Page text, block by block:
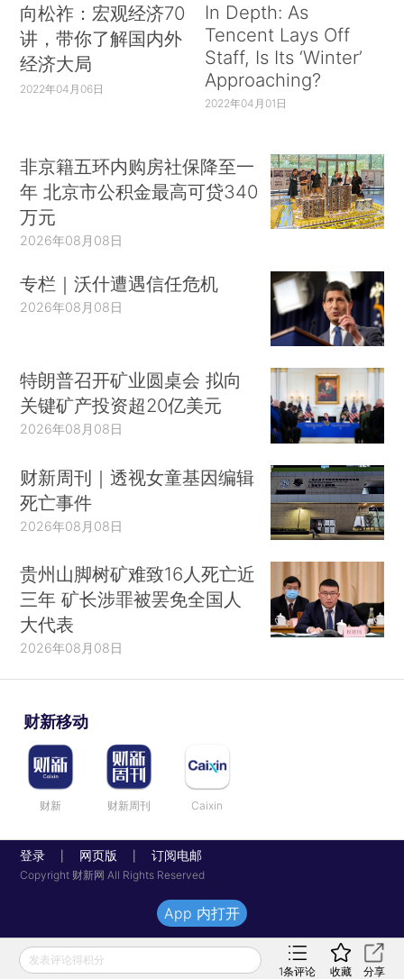
向松祚：宏观经济70
讲，带你了解国内外
经济大局
2022年04月06日
In Depth: As
Tencent Lays Off
Staff, Is Its ‘Winter’
Approaching?
2022年04月01日
非京籍五环内购房社保降至一
年 北京市公积金最高可贷340
万元
2026年08月08日
专栏｜沃什遭遇信任危机
2026年08月08日
特朗普召开矿业圆桌会 拟向
关键矿产投资超20亿美元
2026年08月08日
财新周刊｜透视女童基因编辑
死亡事件
2026年08月08日
贵州山脚树矿难致16人死亡近
三年 矿长涉罪被罢免全国人
大代表
2026年08月08日
财新移动
财新 财新周刊 Caixin
登录 网页版 订阅电邮
Copyright 财新网 All Rights Reserved
发表评论得积分
1条评论 收藏 分享
App 内打开